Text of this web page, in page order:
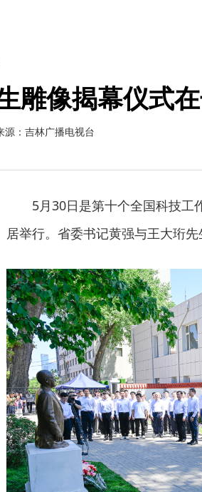
雕像揭幕仪式
源：吉林广播电视台
5月30日是第十个全国科技工
居举行。省委书记黄强与王大珩先